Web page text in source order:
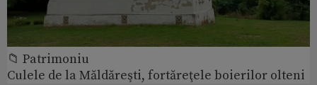
📁 Patrimoniu
Culele de la Măldăreşti, fortăreţele boierilor olteni